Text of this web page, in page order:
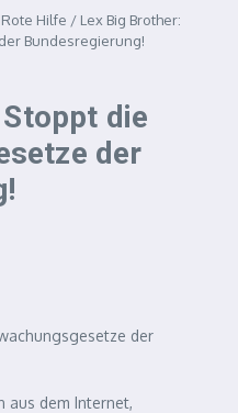
Rote Hilfe / Lex Big Brother:
Bundesregierung!
die
der
der
aus dem Internet,